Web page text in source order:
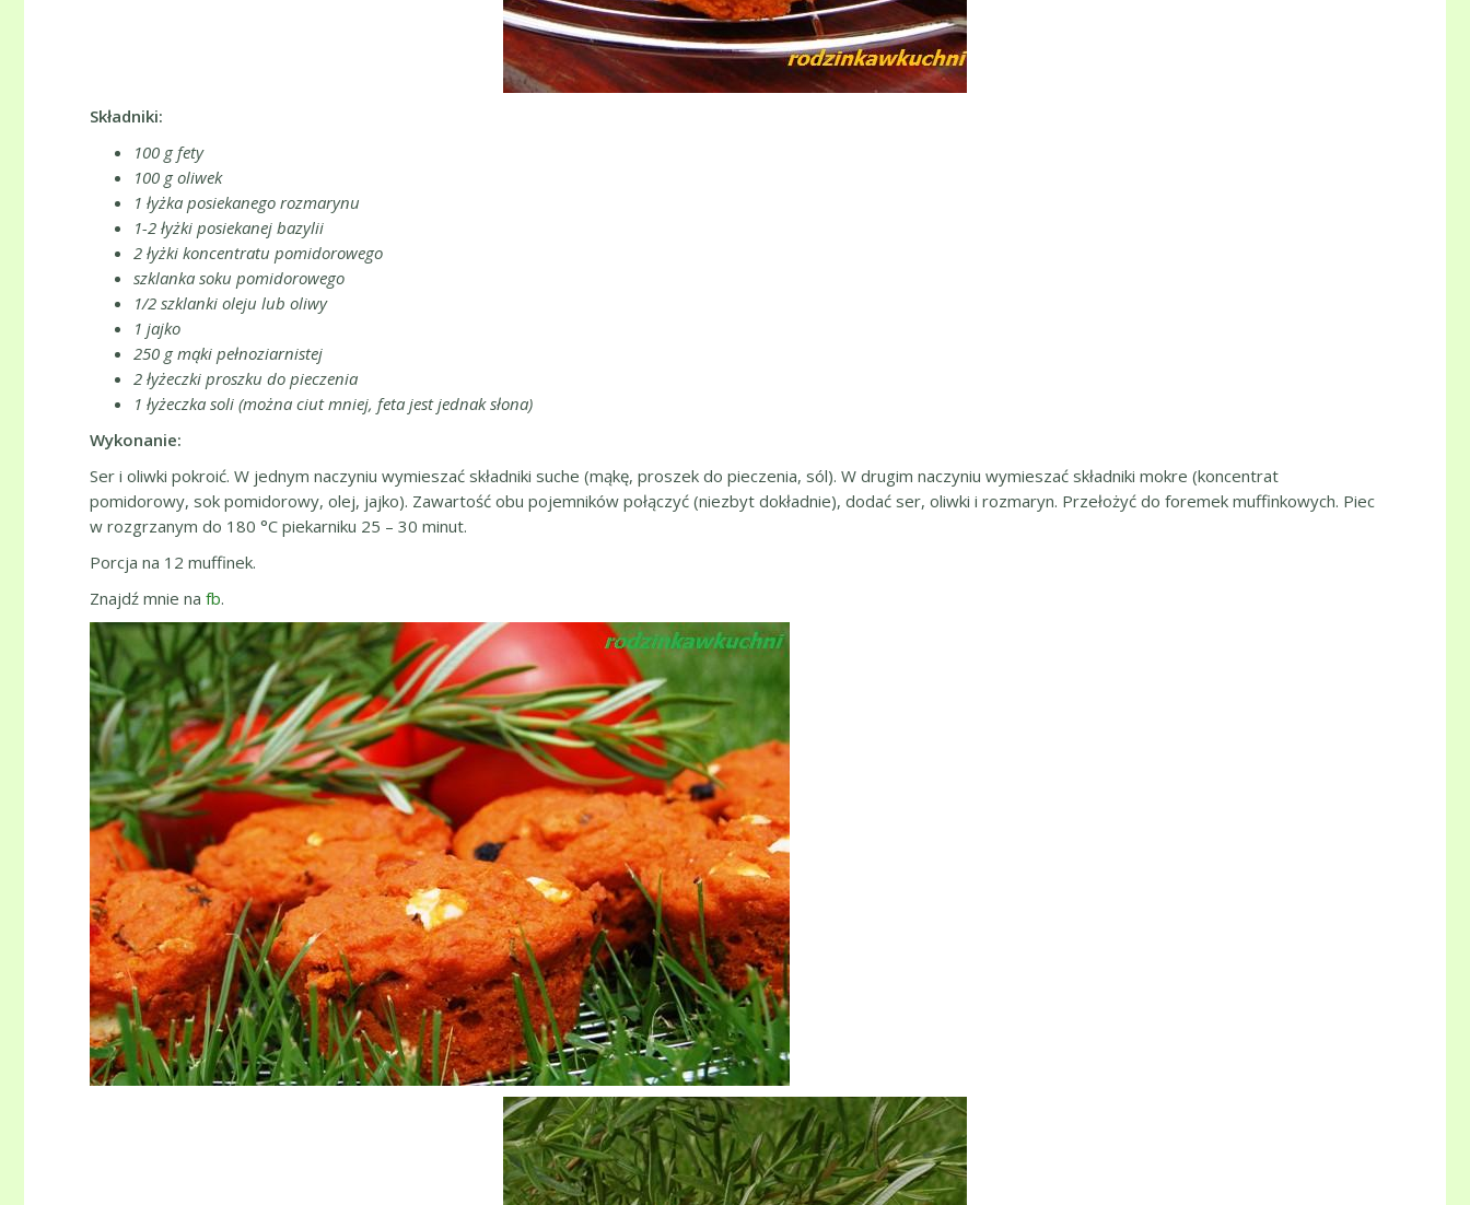
Składniki:
100 g fety
100 g oliwek
1 łyżka posiekanego rozmarynu
1-2 łyżki posiekanej bazylii
2 łyżki koncentratu pomidorowego
szklanka soku pomidorowego
1/2 szklanki oleju lub oliwy
1 jajko
250 g mąki pełnoziarnistej
2 łyżeczki proszku do pieczenia
1 łyżeczka soli (można ciut mniej, feta jest jednak słona)
Wykonanie:
Ser i oliwki pokroić. W jednym naczyniu wymieszać składniki suche (mąkę, proszek do pieczenia, sól). W drugim naczyniu wymieszać składniki mokre (koncentrat
pomidorowy, sok pomidorowy, olej, jajko). Zawartość obu pojemników połączyć (niezbyt dokładnie), dodać ser, oliwki i rozmaryn. Przełożyć do foremek muffinkowych. Piec
w rozgrzanym do 180 °C piekarniku 25 – 30 minut.
Porcja na 12 muffinek.
Znajdź mnie na fb.